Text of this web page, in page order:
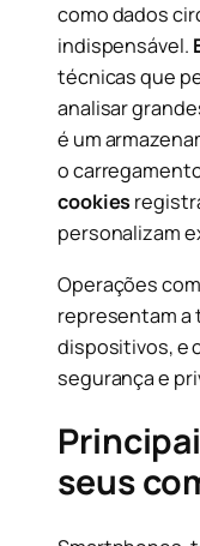
como dados
indispensável.
técnicas que
analisar
é um
o
cookies
personalizam
Operações
representam a
dispositivos, e
segurança e
seus